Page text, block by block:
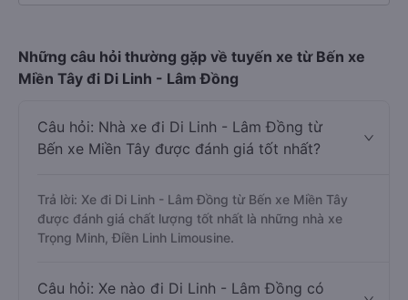
Những câu hỏi thường gặp về tuyến xe từ Bến xe
Miền Tây đi Di Linh - Lâm Đồng
Câu hỏi: Nhà xe đi Di Linh - Lâm Đồng từ
Bến xe Miền Tây được đánh giá tốt nhất?
Trả lời: Xe đi Di Linh - Lâm Đồng từ Bến xe Miền Tây
được đánh giá chất lượng tốt nhất là những nhà xe
Trọng Minh, Điền Linh Limousine.
Câu hỏi: Xe nào đi Di Linh - Lâm Đồng có